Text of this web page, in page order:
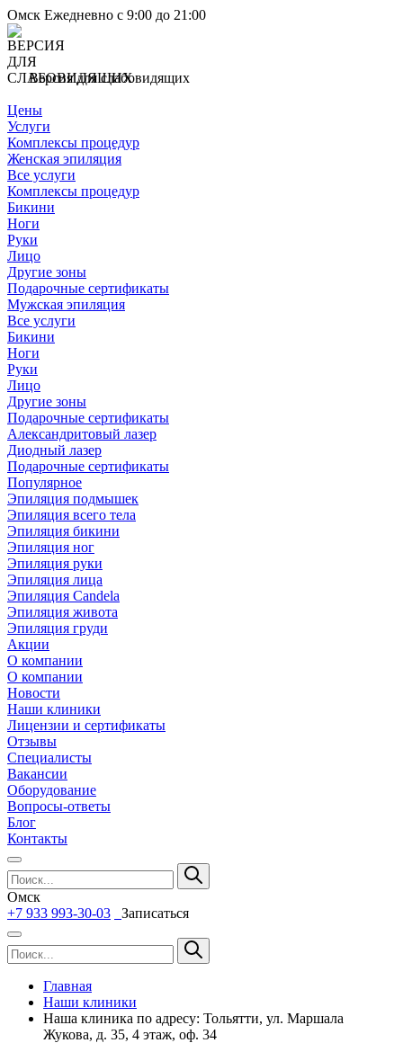
Омск Ежедневно с 9:00 до 21:00
Версия для слабовидящих
Цены
Услуги
Комплексы процедур
Женская эпиляция
Все услуги
Комплексы процедур
Бикини
Ноги
Руки
Лицо
Другие зоны
Подарочные сертификаты
Мужская эпиляция
Все услуги
Бикини
Ноги
Руки
Лицо
Другие зоны
Подарочные сертификаты
Александритовый лазер
Диодный лазер
Подарочные сертификаты
Популярное
Эпиляция подмышек
Эпиляция всего тела
Эпиляция бикини
Эпиляция ног
Эпиляция руки
Эпиляция лица
Эпиляция Candela
Эпиляция живота
Эпиляция груди
Акции
О компании
О компании
Новости
Наши клиники
Лицензии и сертификаты
Отзывы
Специалисты
Вакансии
Оборудование
Вопросы-ответы
Блог
Контакты
Омск
+7 933 993-30-03
Записаться
Главная
Наши клиники
Наша клиника по адресу: Тольятти, ул. Маршала
Жукова, д. 35, 4 этаж, оф. 34